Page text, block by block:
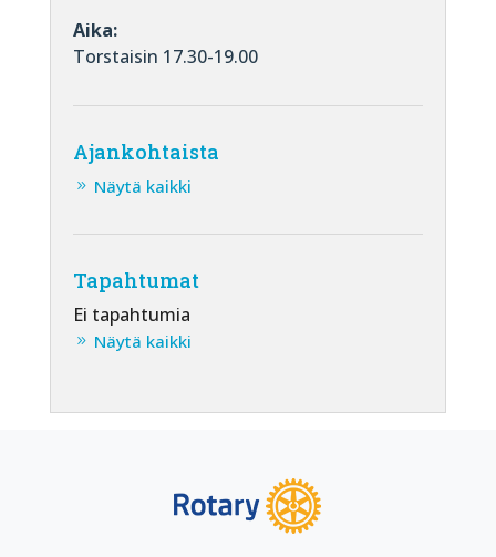
Aika:
Torstaisin 17.30-19.00
Ajankohtaista
Näytä kaikki
Tapahtumat
Ei tapahtumia
Näytä kaikki